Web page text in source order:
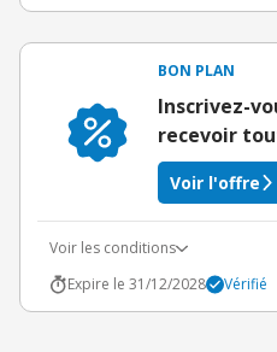
BON PLAN
Inscrivez-
recevoir
Voir l'offre
Voir les conditions
Expire le 31/12/2028
Vérifié